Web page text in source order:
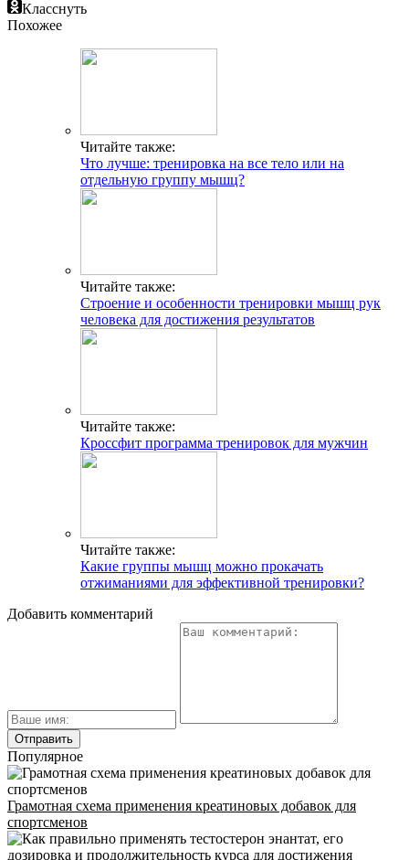
Класснуть
Похожее
Читайте также:
Что лучше: тренировка на все тело или на
отдельную группу мышц?
Читайте также:
Строение и особенности тренировки мышц рук
человека для достижения результатов
Читайте также:
Кроссфит программа тренировок для мужчин
Читайте также:
Какие группы мышц можно прокачать
отжиманиями для эффективной тренировки?
Добавить комментарий
Популярное
Грамотная схема применения креатиновых добавок для
спортсменов
СВЯЗАТЬСЯ C НАМИ
Г. МОСКВА, М. КРЫЛАТСКОЕ,
УЛ. КРЫЛАТСКАЯ